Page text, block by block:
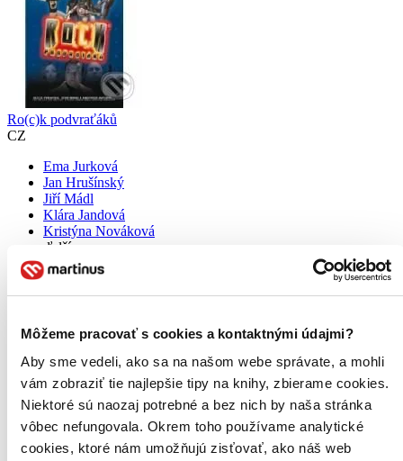
Môžeme pracovať s cookies a kontaktnými údajmi?
Aby sme vedeli, ako sa na našom webe správate, a mohli
vám zobraziť tie najlepšie tipy na knihy, zbierame cookies.
Niektoré sú naozaj potrebné a bez nich by naša stránka
vôbec nefungovala. Okrem toho používame analytické
cookies, ktoré nám umožňujú zisťovať, ako náš web
Ro(c)k podvraťáků
CZ
Ema Jurková
Jan Hrušínský
Jiří Mádl
Klára Jandová
Kristýna Nováková
ďalší
Černá komedie o gangsterech amatérech je svým tématem i
zpracováním poněkud odlišná od předchozích teenagerovských
DVD film
2,40 €
Tento produkt momentálne nemáme na sklade, ale zvyčajne
vám ho vieme zabezpečiť a odoslať do 4 – 6 dní. A
posnažíme sa aj trochu rýchlejšie!
Pridať do zoznamu
Vložiť do košíka